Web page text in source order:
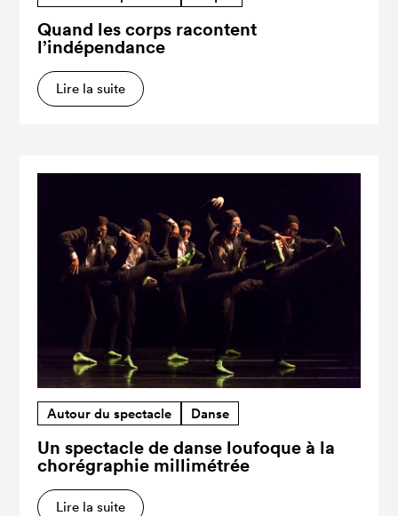
Quand les corps racontent
l’indépendance
Lire la suite
Autour du spectacle Danse
Un spectacle de danse loufoque à la
chorégraphie millimétrée
Lire la suite